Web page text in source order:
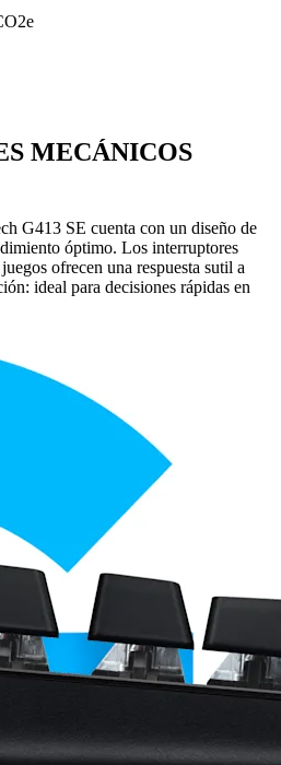
MECÁNICOS
G413 SE cuenta con un diseño de
óptimo. Los interruptores
ofrecen una respuesta sutil a
ideal para decisiones rápidas en